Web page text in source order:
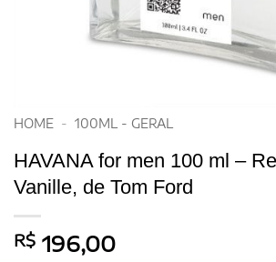
HOME - 100ML - GERAL
HAVANA for men 100 ml –
Vanille, de Tom Ford
R$ 196,00